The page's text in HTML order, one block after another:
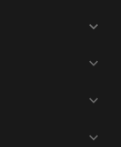



